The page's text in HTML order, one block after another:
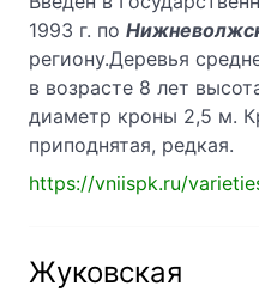
1993 г. по
региону.Деревья
в возрасте 8 лет
диаметр кроны 2,5 м.
приподнятая, редкая.
https://vniispk.ru/
Жуковская